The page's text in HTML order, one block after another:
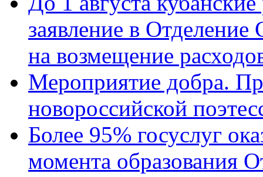
заявление в
на возмещение
Мероприятие добра.
новороссийской
Более 95% госуслуг
момента образования